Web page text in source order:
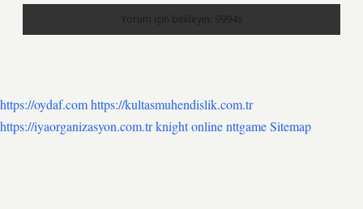
https://oydaf.comhttps://kultasmuhendislik.com.tr
https://iyaorganizasyon.com.trknight onlinenttgameSitemap